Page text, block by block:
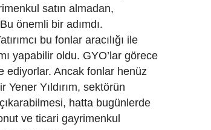
satın almadan,
önemli bir adımdı.
bu fonlar aracılığı ile
yapabilir oldu. GYO’lar görece
ediyorlar. Ancak fonlar henüz
Yıldırım, sektörün
hatta bugünlerde
ve ticari gayrimenkul